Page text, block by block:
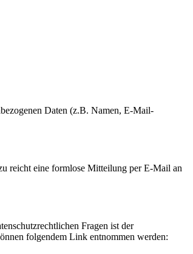
Daten (z.B. Namen, E-Mail-
reicht eine formlose Mitteilung per E-Mail an
Fragen ist der
folgendem Link entnommen werden: